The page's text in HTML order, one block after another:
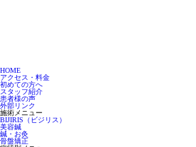
HOME
アクセス・料金
初めての方へ
スタッフ紹介
患者様の声
外部リンク
施術メニュー
BIJIRIS（ビジリス）
美容鍼
鍼・お灸
骨盤矯正